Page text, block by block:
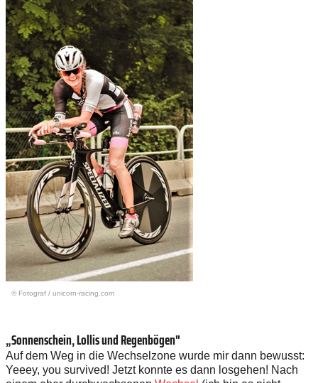
© Fotograf / unicorn-racing.com
„Sonnenschein, Lollis und Regenbögen"
Auf dem Weg in die Wechsel zone wurde mir dann bewusst:
Yeeey, you survived! Jetzt konnte es dann osgehen! Nach